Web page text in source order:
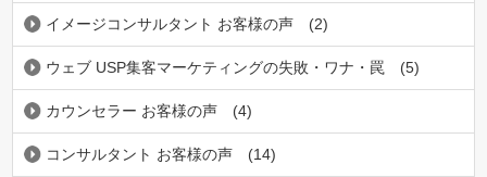
イメージコンサルタント お客様の声 (2)
ウェブ USP集客マーケティングの失敗・ワナ・罠 (5)
カウンセラー お客様の声 (4)
コンサルタント お客様の声 (14)